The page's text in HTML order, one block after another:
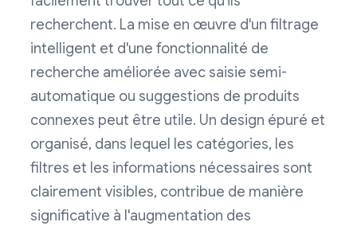
recherchent. La mise en œuvre d'un filtrage
intelligent et d'une fonctionnalité de
recherche améliorée avec saisie semi-
automatique ou suggestions de produits
connexes peut être utile. Un design épuré et
organisé, dans lequel les catégories, les
filtres et les informations nécessaires sont
clairement visibles, contribue de manière
significative à l'augmentation des